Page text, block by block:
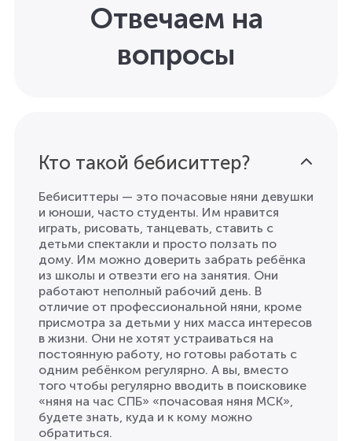
Отвечаем на
вопросы
Кто такой бебиситтер?
Бебиситтеры — это почасовые няни девушки
и юноши, чаcто студенты. Им нравится
играть, рисовать, танцевать, ставить с
детьми спектакли и просто ползать по
дому. Им можно доверить забрать ребёнка
из школы и отвезти его на занятия. Они
работают неполный рабочий день. В
отличие от профессиональной няни, кроме
присмотра за детьми у них масса интересов
в жизни. Они не хотят устраиваться на
постоянную работу, но готовы работать с
одним ребёнком регулярно. А вы, вместо
того чтобы регулярно вводить в поисковике
«няня на час СПБ» «почасовая няня МСК»,
будете знать, куда и к кому можно
обратиться.